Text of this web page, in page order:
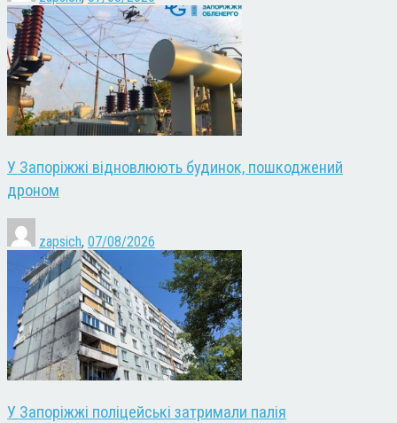
У Запоріжжі відновлюють будинок, пошкоджений
дроном
zapsich, 07/08/2026
У Запоріжжі поліцейські затримали палія